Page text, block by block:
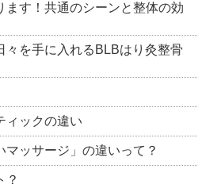
ます！共通のシーンと整体の効
々を手に入れるBLBはり灸整骨
ィックの違い
マッサージ」の違いって？
？